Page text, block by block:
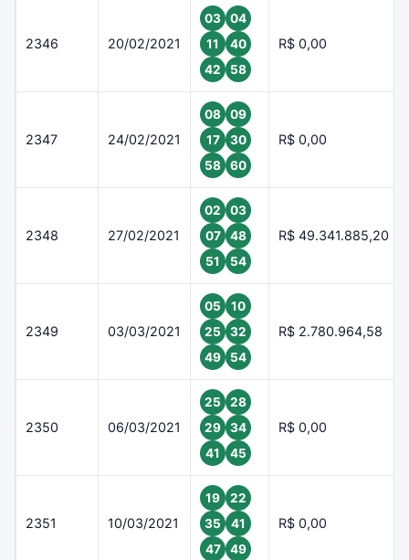
2346 20/02/2021
03
04
11
40
42
58
R$ 0,00
2347 24/02/2021
08
09
17
30
58
60
R$ 0,00
2348 27/02/2021
02
03
07
48
51
54
R$ 49.341.885,20
2349 03/03/2021
05
10
25
32
49
54
R$ 2.780.964,58
2350 06/03/2021
25
28
29
34
41
45
R$ 0,00
2351 10/03/2021
19
22
35
41
47
49
R$ 0,00